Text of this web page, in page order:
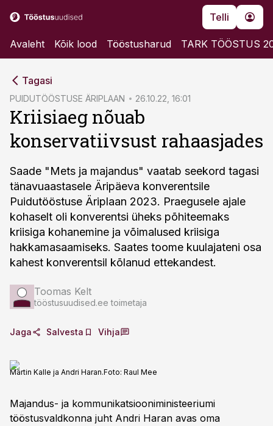
Telli
Avaleht Kõik lood Tööstusharud TARK TÖÖSTUS
Tagasi
PUIDUTÖÖSTUSE ÄRIPLAAN 26.10.22, 16:01
Kriisiaeg nõuab
konservatiivsust rahaasjades
Saade "Mets ja majandus" vaatab seekord tagasi
tänavuaastasele Äripäeva konverentsile
Puidutööstuse Äriplaan 2023. Praegusele ajale
kohaselt oli konverentsi üheks põhiteemaks
kriisiga kohanemine ja võimalused kriisiga
hakkamasaamiseks. Saates toome kuulajateni osa
kahest konverentsil kõlanud ettekandest.
Toomas Kelt
tööstusuudised.ee toimetaja
Jaga Salvesta Vihja
Martin Kalle ja Andri Haran.Foto: Raul Mee
Majandus- ja kommunikatsiooniministeeriumi
tööstusvaldkonna juht Andri Haran avas oma